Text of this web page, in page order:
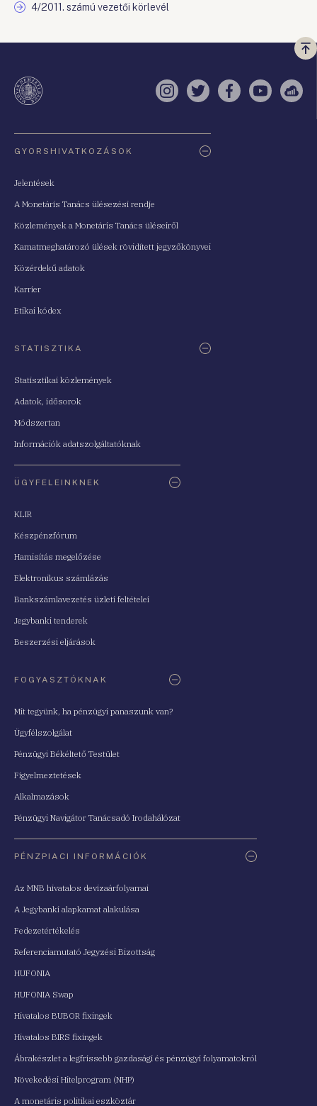
4/2011. számú vezetői körlevél
a
Instagram
TwitterFacebook
YouTube
GYORSHIVATKOZÁSOK
Jelentések
A Monetáris Tanács ülésezési rendje
Közlemények a Monetáris Tanács üléseiről
Kamatmeghatározó ülések rövidített jegyzőkönyvei
Közérdekű adatok
Karrier
Etikai kódex
STATISZTIKA
Statisztikai közlemények
Adatok, idősorok
Módszertan
Információk adatszolgáltatóknak
ÜGYFELEINKNEK
KLIR
Készpénzfórum
Hamisítás megelőzése
Elektronikus számlázás
Bankszámlavezetés üzleti feltételei
Jegybanki tenderek
Beszerzési eljárások
FOGYASZTÓKNAK
Mit tegyünk, ha pénzügyi panaszunk van?
Ügyfélszolgálat
Pénzügyi Békéltető Testület
Figyelmeztetések
Alkalmazások
Pénzügyi Navigátor Tanácsadó Irodahálózat
PÉNZPIACI INFORMÁCIÓK
Az MNB hivatalos devizaárfolyamai
A Jegybanki alapkamat alakulása
Fedezetértékelés
Referenciamutató Jegyzési Bizottság
HUFONIA
HUFONIA Swap
Hivatalos BUBOR fixingek
Hivatalos BIRS fixingek
Ábrakészlet a legfrissebb gazdasági és pénzügyi folyamatokról
Növekedési Hitelprogram (NHP)
A monetáris politikai eszköztár